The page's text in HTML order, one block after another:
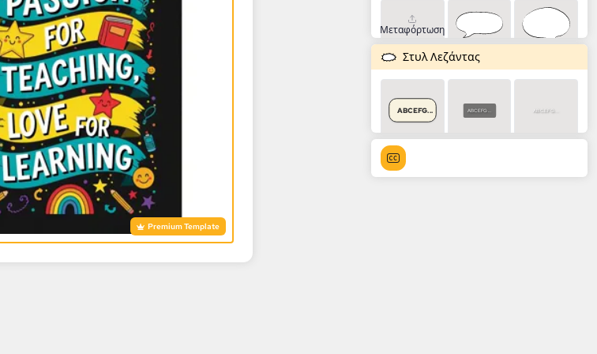
Premium Template
Μεταφόρτωση
Στυλ Λεζάντας
ABCEFG... ABCEFG... ABCEFG...
ABCEFG... ABCEFG...